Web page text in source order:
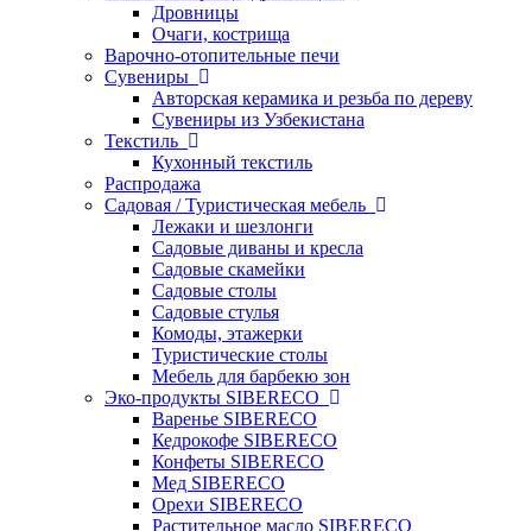
Дровницы
Очаги, кострища
Варочно-отопительные печи
Сувениры
Авторская керамика и резьба по дереву
Сувениры из Узбекистана
Текстиль
Кухонный текстиль
Распродажа
Садовая / Туристическая мебель
Лежаки и шезлонги
Садовые диваны и кресла
Садовые скамейки
Садовые столы
Садовые стулья
Комоды, этажерки
Туристические столы
Мебель для барбекю зон
Эко-продукты SIBERECO
Варенье SIBERECO
Кедрокофе SIBERECO
Конфеты SIBERECO
Мед SIBERECO
Орехи SIBERECO
Растительное масло SIBERECO